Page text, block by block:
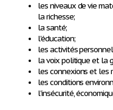
les niveaux de vie
la richesse;
la santé;
l'éducation;
les activités
la voix politique et la
les connexions et les
les conditions
l'insécurité,